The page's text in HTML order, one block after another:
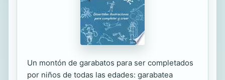
Un montón de garabatos para ser completados
por niños de todas las edades: garabatea